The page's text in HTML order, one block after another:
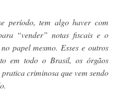
período, tem algo haver com
“vender” notas fiscais e o
papel mesmo. Esses e outros
em todo o Brasil, os órgãos
criminosa que vem sendo